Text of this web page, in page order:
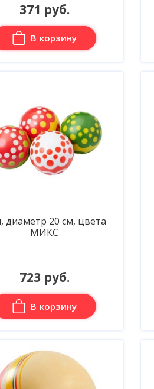
371 руб.
В корзину
диаметр 20 см, цвета
МИКС
723 руб.
В корзину